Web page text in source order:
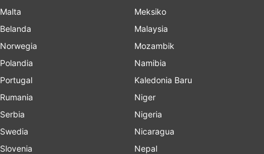
Malta
Belanda
Norwegia
Polandia
Portugal
Rumania
Serbia
Swedia
Slovenia
Meksiko
Malaysia
Mozambik
Namibia
Kaledonia Baru
Niger
Nigeria
Nicaragua
Nepal